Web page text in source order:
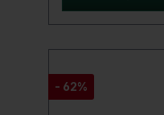
Technológia Jet
hodové
môže krútiť
produktu: Dĺžka 9,9cm Hmotnosť 16g
Farba: N Smelt
- 62%